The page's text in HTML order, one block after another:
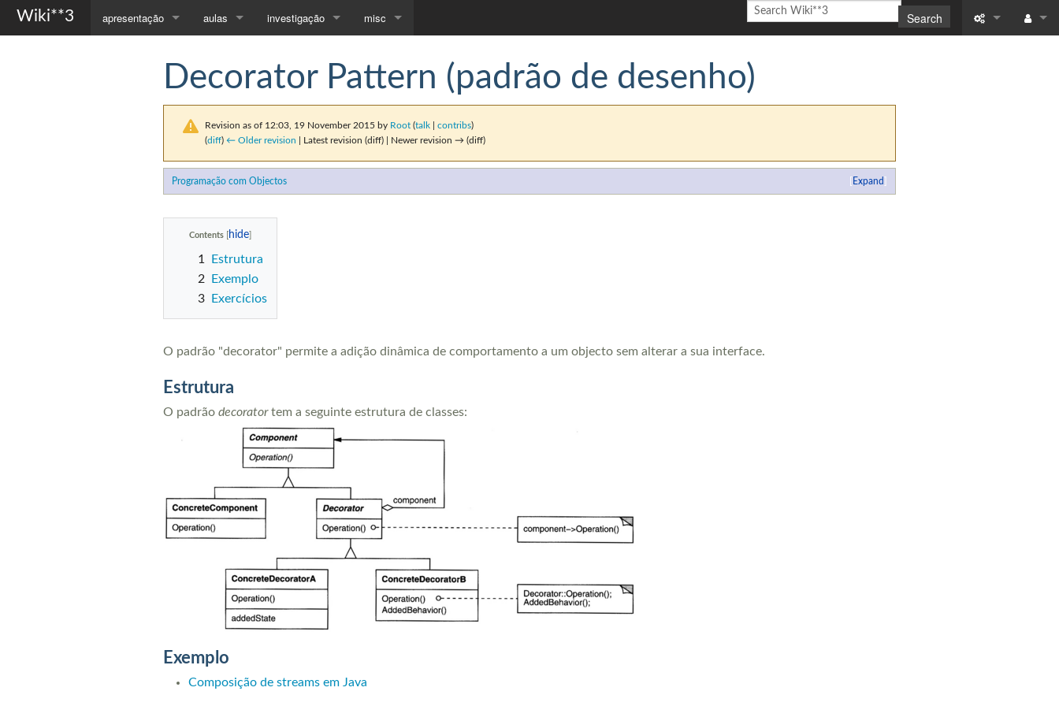
Wiki**3 apresentação aulas
Programação com Objectos
Todas as Disciplinas...
investigação
Publicações
misc
Community portal
Search
Decorator Pattern (padrão de desenho)
Revision as of 12:03, 19 November 2015 by Root (talk contribs)
(diff) ← Older revision | Latest revision (diff) | Newer revision → (diff)
Expand
Programação com Objectos
Contents
1
Estrutura
2
Exemplo
3
Exercícios
O padrão "decorator" permite a adição dinâmica de comportamento a um objecto sem alterar a sua interface.
Estrutura
O padrão decoratortem a seguinte estrutura de classes:
Exemplo
Composição de streams em Java